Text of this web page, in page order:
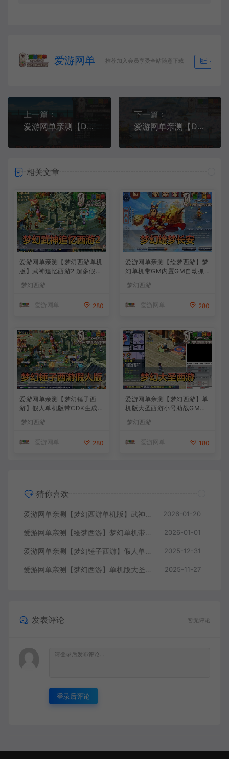
爱游网单 推荐加入会员享受全站随意下载 生成海
上一篇：
爱游网单亲测【DNF60】桃花醉超变鬼剑士单职业4合1全职业技能 版本配套代码表GM后台视频安装教学 内辅 挂机假人 虚拟机一键端
下一篇：
爱游网单亲测【DNF95神迹Pro宽屏版】女鬼剑女圣职者 带内辅 徽章镶嵌 异界侍魂宝珠 决战吞噬武器 网页GM 配通用PVF工具集 视频安装教学
相关文章
爱游网单亲测【梦幻西游单机
版】武神追忆西游2 超多假人
值 一键启动 视频安装教学
梦幻西游
爱游网单 280
爱游网单亲测【绘梦西游】梦
幻单机带GM内置GM自动抓
装教学
梦幻西游
爱游网单 280
爱游网单亲测【梦幻锤子西
游】假人单机版带CDK生成兑
换自动抓鬼无限抽奖 仙玉 一
键启动视频安装教学
梦幻西游
爱游网单 280
爱游网单亲测【梦幻西游】单
机版大圣西游小号助战GM后
台装备定制免虚拟机一键启动
视频安装教学
梦幻西游
爱游网单 180
猜你喜欢
爱游网单亲测【梦幻西游单机版】武神追忆西游2 超多假人 一键多开助战 带CDK生成充值 一键启动 视频安装教学 2026-01-20
爱游网单亲测【绘梦西游】梦幻单机带GM内置GM自动抓鬼助战免虚拟机一键端视频安装教学 2026-01-01
爱游网单亲测【梦幻锤子西游】假人单机版带CDK生成兑换自动抓鬼无限抽奖 仙玉 一键启动视频安装教学 2025-12-31
爱游网单亲测【梦幻西游】单机版大圣西游小号助战GM后台装备定制免虚拟机一键启动视频安装教学 2025-11-27
发表评论 暂无评论
登录后评论